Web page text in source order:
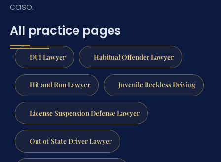
caso.
All practice pages
DUI Lawyer Habitual Offender Lawyer
Hit and Run Lawyer Juvenile Reckless Driving
License Suspension Defense Lawyer
Out of State Driver Lawyer